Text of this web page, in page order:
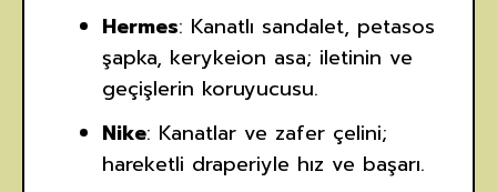
Hermes: Kanatlı sandalet, petasos
şapka, kerykeion asa; iletinin ve
geçişlerin koruyucusu.
Nike: Kanatlar ve zafer çelini;
hareketli draperiyle hız ve başarı.